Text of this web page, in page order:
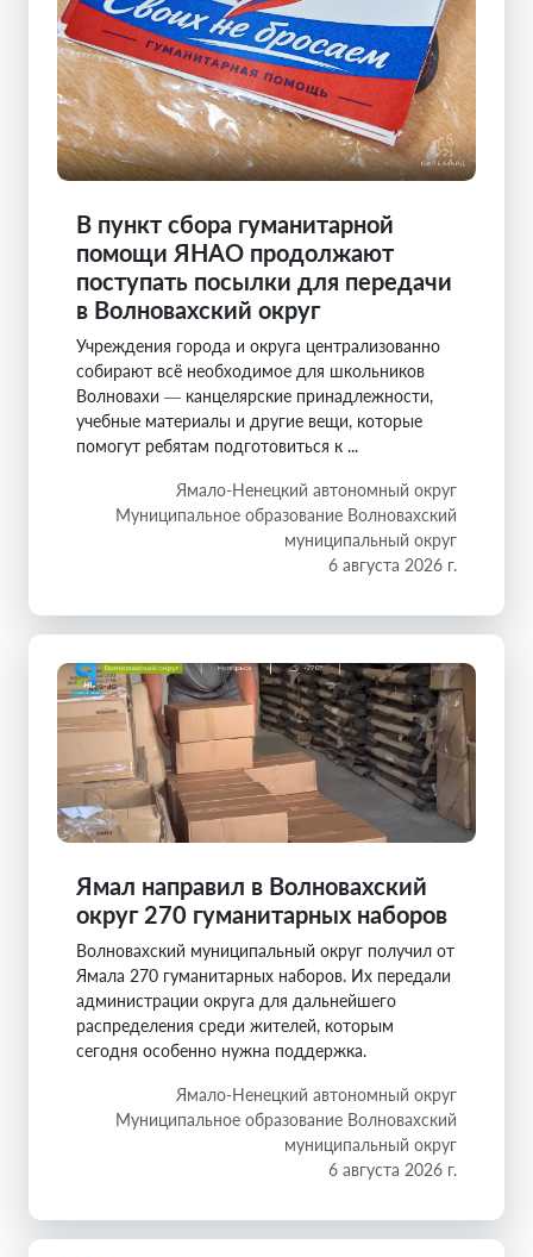
В пункт сбора гуманитарной
помощи ЯНАО продолжают
поступать посылки для передачи
в Волновахский округ
Учреждения города и округа централизованно
собирают всё необходимое для школьников
Волновахи — канцелярские принадлежности,
учебные материалы и другие вещи, которые
помогут ребятам подготовиться к ...
Ямало-Ненецкий автономный округ
Муниципальное образование Волновахский
муниципальный округ
6 августа 2026 г.
Ямал направил в Волновахский
округ 270 гуманитарных наборов
Волновахский муниципальный округ получил от
Ямала 270 гуманитарных наборов. Их передали
администрации округа для дальнейшего
распределения среди жителей, которым
сегодня особенно нужна поддержка.
Ямало-Ненецкий автономный округ
Муниципальное образование Волновахский
муниципальный округ
6 августа 2026 г.